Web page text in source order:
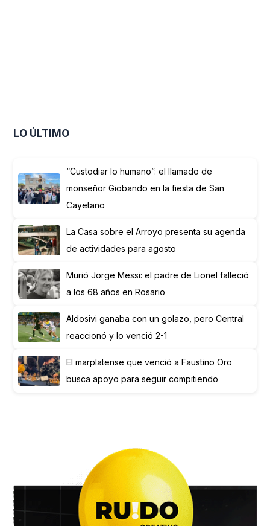
LO ÚLTIMO
“Custodiar lo humano”: el llamado de
monseñor Giobando en la fiesta de San
Cayetano
La Casa sobre el Arroyo presenta su agenda
de actividades para agosto
Murió Jorge Messi: el padre de Lionel falleció
a los 68 años en Rosario
Aldosivi ganaba con un golazo, pero Central
reaccionó y lo venció 2-1
El marplatense que venció a Faustino Oro
busca apoyo para seguir compitiendo